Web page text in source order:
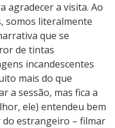
agradecer a visita. Ao
somos literalmente
que se
de tintas
incandescentes
mais do que
a sessão, mas fica a
ele) entendeu bem
estrangeiro – filmar